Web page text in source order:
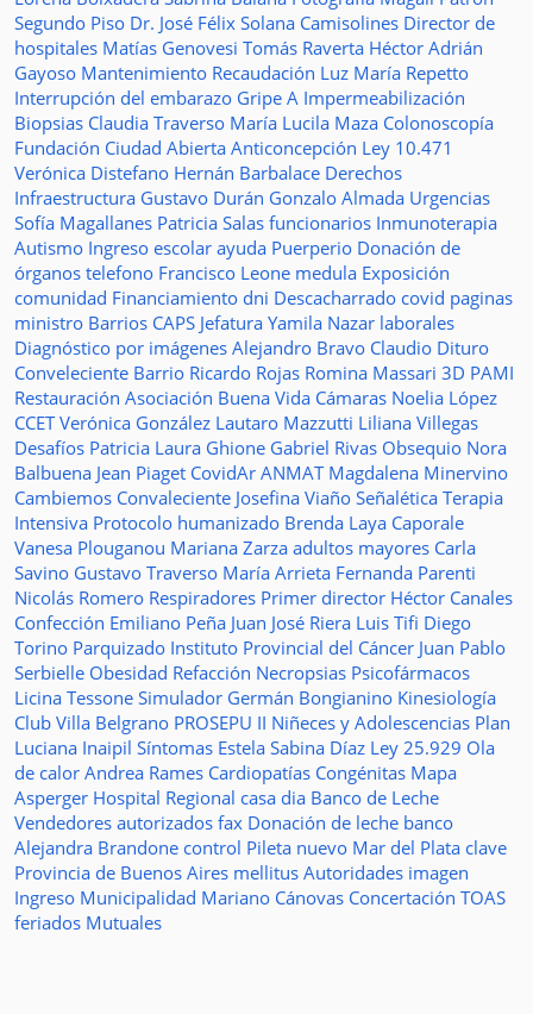
Segundo Piso Dr. José Félix Solana Camisolines Director de
hospitales Matías Genovesi Tomás Raverta Héctor Adrián
Gayoso Mantenimiento Recaudación Luz María Repetto
Interrupción del embarazo Gripe A Impermeabilización
Biopsias Claudia Traverso María Lucila Maza Colonoscopía
Fundación Ciudad Abierta Anticoncepción Ley 10.471
Verónica Distefano Hernán Barbalace Derechos
Infraestructura Gustavo Durán Gonzalo Almada Urgencias
Sofía Magallanes Patricia Salas funcionarios Inmunoterapia
Autismo Ingreso escolar ayuda Puerperio Donación de
órganos telefono Francisco Leone medula Exposición
comunidad Financiamiento dni Descacharrado covid paginas
ministro Barrios CAPS Jefatura Yamila Nazar laborales
Diagnóstico por imágenes Alejandro Bravo Claudio Dituro
Conveleciente Barrio Ricardo Rojas Romina Massari 3D PAMI
Restauración Asociación Buena Vida Cámaras Noelia López
CCETVerónica González Lautaro Mazzutti Liliana Villegas
Desafíos Patricia Laura Ghione Gabriel Rivas Obsequio Nora
Balbuena Jean Piaget CovidAr ANMAT Magdalena Minervino
Cambiemos Convaleciente Josefina Viaño Señalética Terapia
Intensiva Protocolo humanizado Brenda Laya Caporale
Vanesa Plouganou Mariana Zarza adultos mayores Carla
Savino Gustavo Traverso María Arrieta Fernanda Parenti
Nicolás Romero Respiradores Primer director Héctor Canales
Confección Emiliano Peña Juan José Riera Luis Tifi Diego
Torino Parquizado Instituto Provincial del Cáncer Juan Pablo
Serbielle Obesidad Refacción Necropsias Psicofármacos
Licina Tessone Simulador Germán Bongianino Kinesiología
Club Villa Belgrano PROSEPU II Niñeces y Adolescencias Plan
Luciana Inaipil Síntomas Estela Sabina Díaz Ley 25.929 Ola
de calor Andrea Rames Cardiopatías Congénitas Mapa
Asperger Hospital Regional casa dia Banco de Leche
Vendedores autorizados fax Donación de leche banco
Alejandra Brandone control Pileta nuevo Mar del Plata clave
Provincia de Buenos Aires mellitus Autoridades imagen
Ingreso Municipalidad Mariano Cánovas Concertación TOAS
feriados Mutuales